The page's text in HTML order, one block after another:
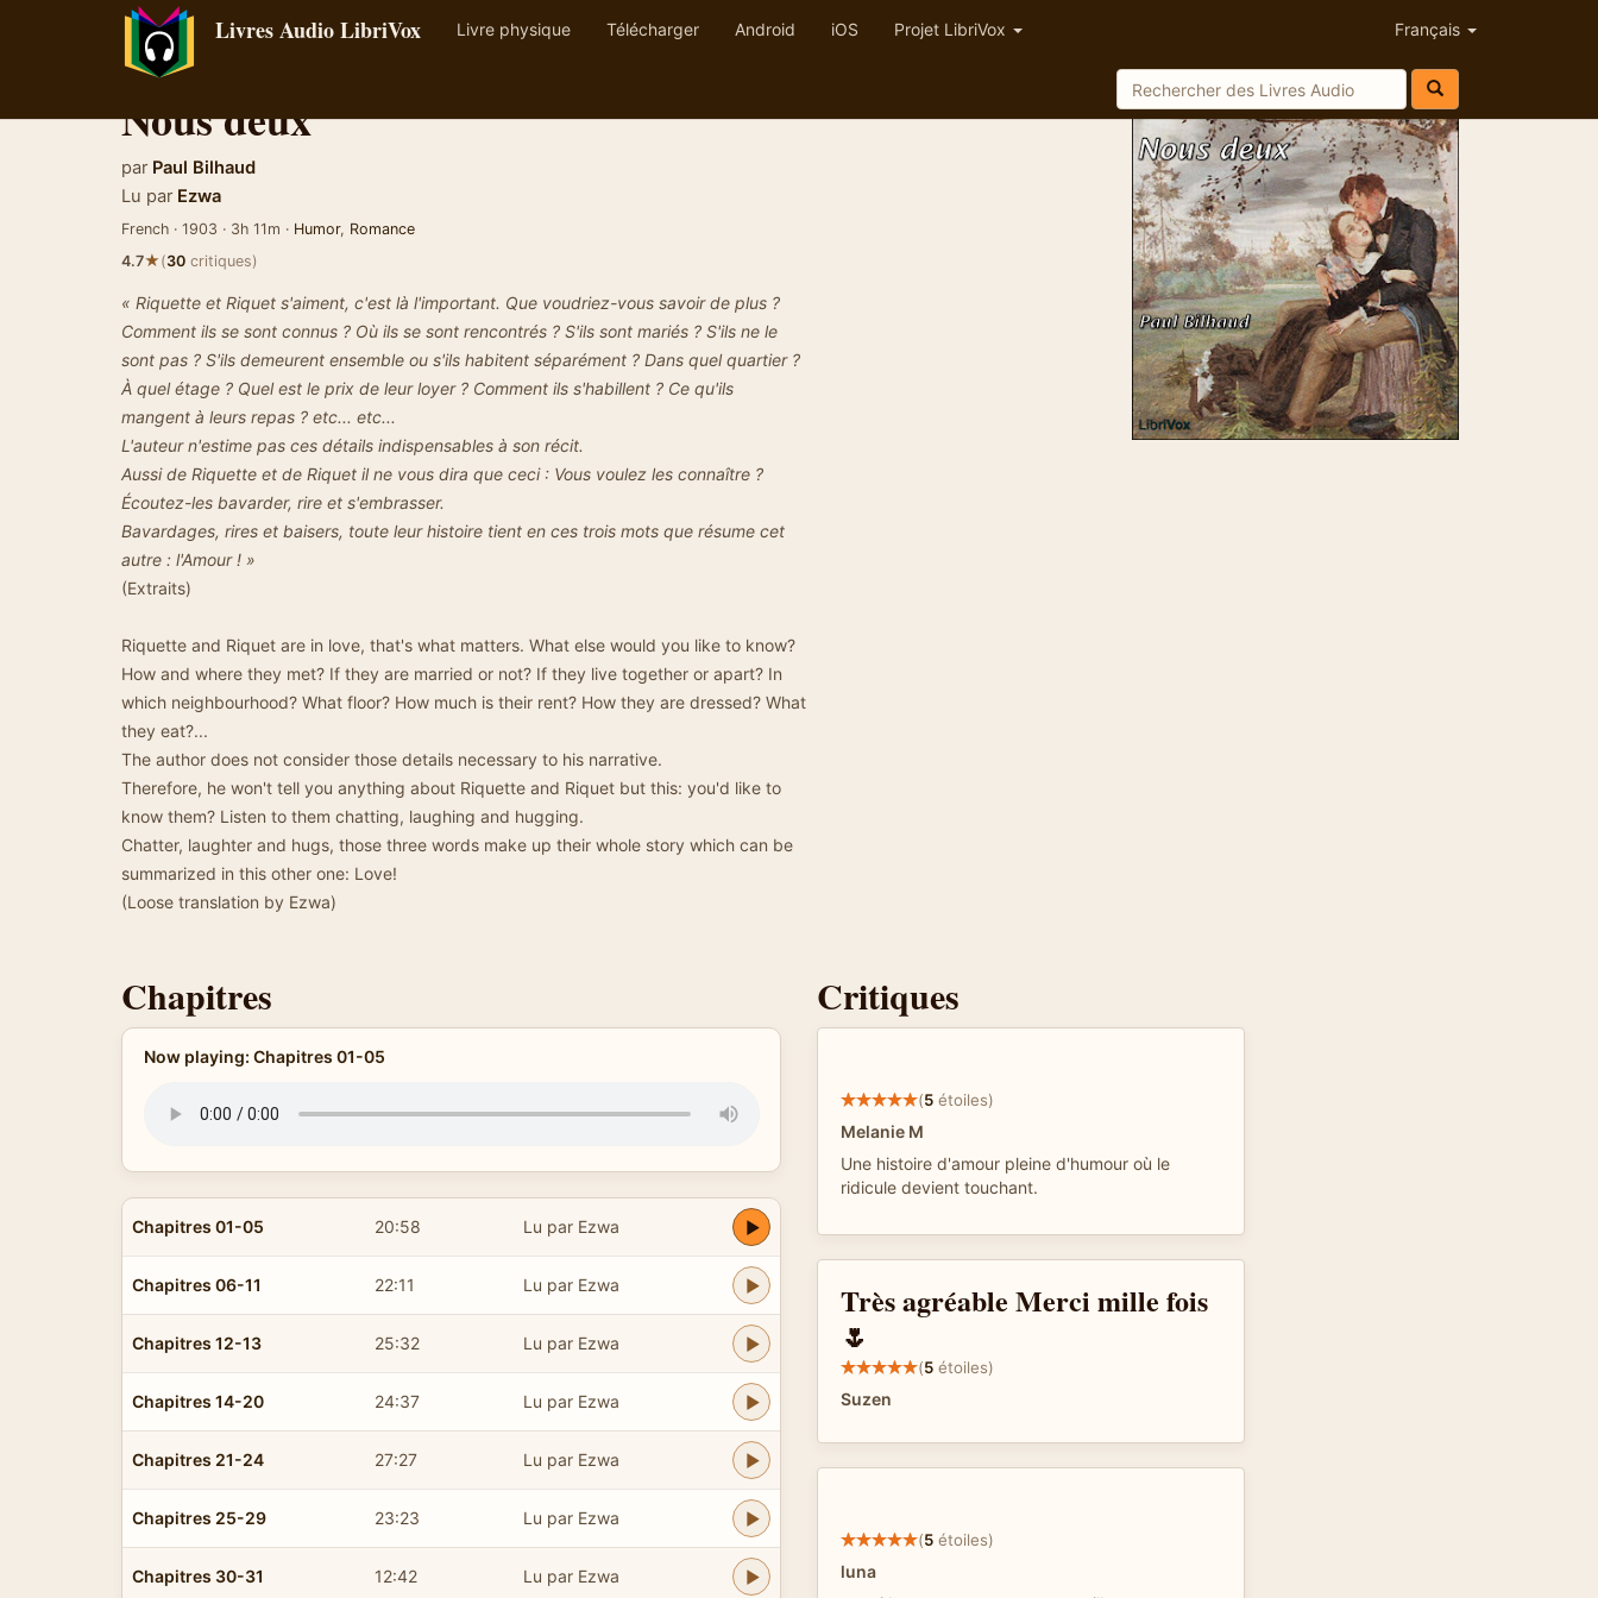
Livres Audio LibriVox Livre physique Télécharger Android iOS Projet LibriVox Français
Nous deux
par Paul Bilhaud
Lu par Ezwa
French · 1903 · 3h 11m · Humor, Romance
4.7★(30 critiques)
« Riquette et Riquet s'aiment, c'est là l'important. Que voudriez-vous savoir de plus ?
Comment ils se sont connus ? Où ils se sont rencontrés ? S'ils sont mariés ? S'ils ne le
sont pas ? S'ils demeurent ensemble ou s'ils habitent séparément ? Dans quel quartier ?
À quel étage ? Quel est le prix de leur loyer ? Comment ils s'habillent ? Ce qu'ils
mangent à leurs repas ? etc... etc...
L'auteur n'estime pas ces détails indispensables à son récit.
Aussi de Riquette et de Riquet il ne vous dira que ceci : Vous voulez les connaître ?
Écoutez-les bavarder, rire et s'embrasser.
Bavardages, rires et baisers, toute leur histoire tient en ces trois mots que résume cet
autre : l'Amour ! »
(Extraits)
Riquette and Riquet are in love, that's what matters. What else would you like to know?
How and where they met? If they are married or not? If they live together or apart? In
which neighbourhood? What floor? How much is their rent? How they are dressed? What
they eat?...
The author does not consider those details necessary to his narrative.
Therefore, he won't tell you anything about Riquette and Riquet but this: you'd like to
know them? Listen to them chatting, laughing and hugging.
Chatter, laughter and hugs, those three words make up their whole story which can be
summarized in this other one: Love!
(Loose translation by Ezwa)
Chapitres
Now playing: Chapitres 01-05
Chapitres 01-05 20:58 Lu par Ezwa
Chapitres 06-11 22:11 Lu par Ezwa
Chapitres 12-13 25:32 Lu par Ezwa
Chapitres 14-20 24:37 Lu par Ezwa
Chapitres 21-24 27:27 Lu par Ezwa
Chapitres 25-29 23:23 Lu par Ezwa
Chapitres 30-31 12:42 Lu par Ezwa
Critiques
(5 étoiles)
Melanie M
Une histoire d'amour pleine d'humour où le
ridicule devient touchant.
Très agréable Merci mille fois
🌷
(5 étoiles)
Suzen
(5 étoiles)
luna